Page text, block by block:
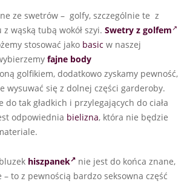
ze swetrów – golfy, szczególnie te z
wąską tubą wokół szyi. Swetry z golfem
stosować jako basic w naszej
fajne body
golfikiem, dodatkowo zyskamy pewność,
wysuwać się z dolnej części garderoby.
do tak gładkich i przylegających do ciała
odpowiednia bielizna, która nie będzie
hiszpanek
nie jest do końca znane,
to z pewnością bardzo seksowna część